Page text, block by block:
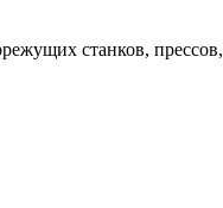
станков, прессов,